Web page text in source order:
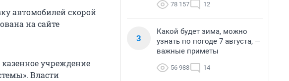
автомобилей скорой
на сайте
учреждение
Власти
78 157 12
3
Какой будет зима, можно
узнать по погоде 7 августа, —
важные приметы
56 988 14